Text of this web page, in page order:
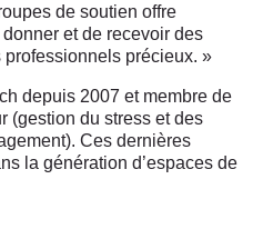
de soutien offre
et de recevoir des
précieux. »
depuis 2007 et membre de
(gestion du stress et des
Ces dernières
la génération d’espaces de